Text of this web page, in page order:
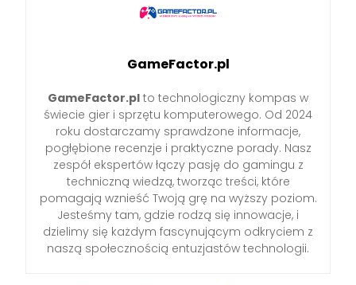
GameFactor.pl
GameFactor.pl to technologiczny kompas w
świecie gier i sprzętu komputerowego. Od 2024
roku dostarczamy sprawdzone informacje,
pogłębione recenzje i praktyczne porady. Nasz
zespół ekspertów łączy pasję do gamingu z
techniczną wiedzą, tworząc treści, które
pomagają wznieść Twoją grę na wyższy poziom.
Jesteśmy tam, gdzie rodzą się innowacje, i
dzielimy się każdym fascynującym odkryciem z
naszą społecznością entuzjastów technologii.